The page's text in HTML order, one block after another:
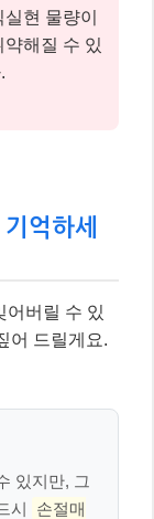
현 물량이
해질 수 있
억하세
어버릴 수 있
어 드릴게요.
있지만, 그
시
손절매